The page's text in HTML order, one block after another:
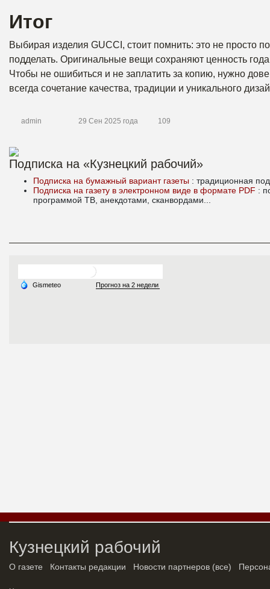
Итог
Выбирая изделия GUCCI, стоит помнить: это не просто
подделать. Оригинальные вещи сохраняют ценность
Чтобы не ошибиться и не заплатить за копию, нужно
всегда сочетание качества, традиции и уникального
admin 29 Сен 2025 года 109
Подписка на «Кузнецкий рабочий»
Подписка на бумажный вариант газеты : традиционная
Подписка на газету в электронном виде в формате PDF :
программой ТВ, анекдотами, сканвордами...
Кузнецкий рабочий
О газете Контакты редакции Новости партнеров (все)